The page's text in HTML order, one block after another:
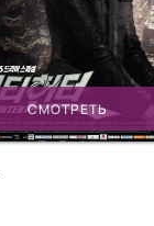
СМОТРЕТЬ